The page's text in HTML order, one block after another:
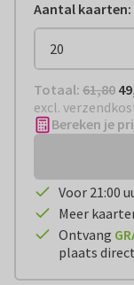
Aantal kaarten:
Totaal: € 49,40
Totaal: 61,80
excl.
Bereken je
Voor 21:00
Meer
Ontvang
plaats